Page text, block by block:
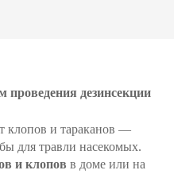
проведения дезинсекции
клопов и тараканов —
для травли насекомых.
и клопов в доме или на